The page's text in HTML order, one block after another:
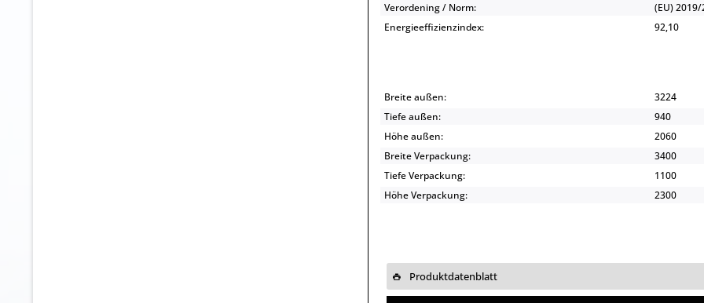
Verordening / Norm:
(EU)
Energieeffizienzindex:
92,10
Breite außen:
3224
Tiefe außen:
940
Höhe außen:
2060
Breite Verpackung:
3400
Tiefe Verpackung:
1100
Höhe Verpackung:
2300
Produktdatenblatt